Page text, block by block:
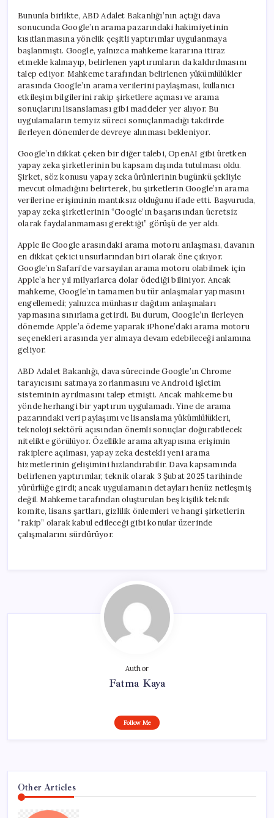
Bununla birlikte, ABD Adalet Bakanlığı’nın açtığı dava
sonucunda Google’ın arama pazarındaki hakimiyetinin
kısıtlanmasına yönelik çeşitli yaptırımlar uygulanmaya
başlanmıştı. Google, yalnızca mahkeme kararına itiraz
etmekle kalmayıp, belirlenen yaptırımların da kaldırılmasını
talep ediyor. Mahkeme tarafından belirlenen yükümlülükler
arasında Google’ın arama verilerini paylaşması, kullanıcı
etkileşim bilgilerini rakip şirketlere açması ve arama
sonuçlarını lisanslaması gibi maddeler yer alıyor. Bu
uygulamaların temyiz süreci sonuçlanmadığı takdirde
ilerleyen dönemlerde devreye alınması bekleniyor.
Google’ın dikkat çeken bir diğer talebi, OpenAI gibi üretken
yapay zeka şirketlerinin bu kapsam dışında tutulması oldu.
Şirket, söz konusu yapay zeka ürünlerinin bugünkü şekliyle
mevcut olmadığını belirterek, bu şirketlerin Google’ın arama
verilerine erişiminin mantıksız olduğunu ifade etti. Başvuruda,
yapay zeka şirketlerinin “Google’ın başarısından ücretsiz
olarak faydalanmaması gerektiği” görüşü de yer aldı.
Apple ile Google arasındaki arama motoru anlaşması, davanın
en dikkat çekici unsurlarından biri olarak öne çıkıyor.
Google’ın Safari’de varsayılan arama motoru olabilmek için
Apple’a her yıl milyarlarca dolar ödediği biliniyor. Ancak
mahkeme, Google’ın tamamen bu tür anlaşmalar yapmasını
engellemedi; yalnızca münhasır dağıtım anlaşmaları
yapmasına sınırlama getirdi. Bu durum, Google’ın ilerleyen
dönemde Apple’a ödeme yaparak iPhone’daki arama motoru
seçenekleri arasında yer almaya devam edebileceği anlamına
geliyor.
ABD Adalet Bakanlığı, dava sürecinde Google’ın Chrome
tarayıcısını satmaya zorlanmasını ve Android işletim
sisteminin ayrılmasını talep etmişti. Ancak mahkeme bu
yönde herhangi bir yaptırım uygulamadı. Yine de arama
pazarındaki veri paylaşımı ve lisanslama yükümlülükleri,
teknoloji sektörü açısından önemli sonuçlar doğurabilecek
nitelikte görülüyor. Özellikle arama altyapısına erişimin
rakiplere açılması, yapay zeka destekli yeni arama
hizmetlerinin gelişimini hızlandırabilir. Dava kapsamında
belirlenen yaptırımlar, teknik olarak 3 Şubat 2025 tarihinde
yürürlüğe girdi; ancak uygulamanın detayları henüz netleşmiş
değil. Mahkeme tarafından oluşturulan beş kişilik teknik
komite, lisans şartları, gizlilik önlemleri ve hangi şirketlerin
“rakip” olarak kabul edileceği gibi konular üzerinde
çalışmalarını sürdürüyor.
Author
Fatma Kaya
Follow Me
Other Articles